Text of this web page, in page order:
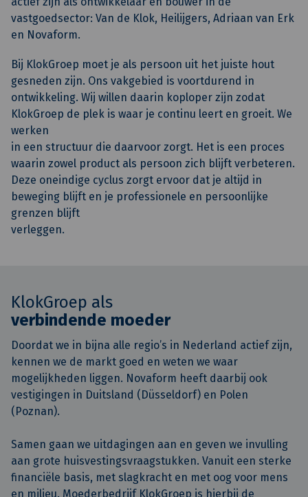
Poznan (Polen).
Naar website Novaform >
vastgoedsector: Van de Klok, Heilijgers, Adriaan van Erk
en Novaform.
Bij KlokGroep moet je als persoon uit het juiste hout
gesneden zijn. Ons vakgebied is voortdurend in
ontwikkeling. Wij willen daarin koploper zijn zodat
KlokGroep de plek is waar je continu leert en groeit. We
werken
in een structuur die daarvoor zorgt. Het is een proces
waarin zowel product als persoon zich blijft verbeteren.
Deze oneindige cyclus zorgt ervoor dat je altijd in
beweging blijft en je professionele en persoonlijke
grenzen blijft
verleggen.
KlokGroep als
verbindende moeder
Doordat we in bijna alle regio’s in Nederland actief zijn,
kennen we de markt goed en weten we waar
mogelijkheden liggen. Novaform heeft daarbij ook
vestigingen in Duitsland (Düsseldorf) en Polen
(Poznan).
Samen gaan we uitdagingen aan en geven we invulling
aan grote huisvestingsvraagstukken. Vanuit een sterke
financiële basis, met slagkracht en met oog voor mens
en milieu. Moederbedrijf KlokGroep is hierbij de